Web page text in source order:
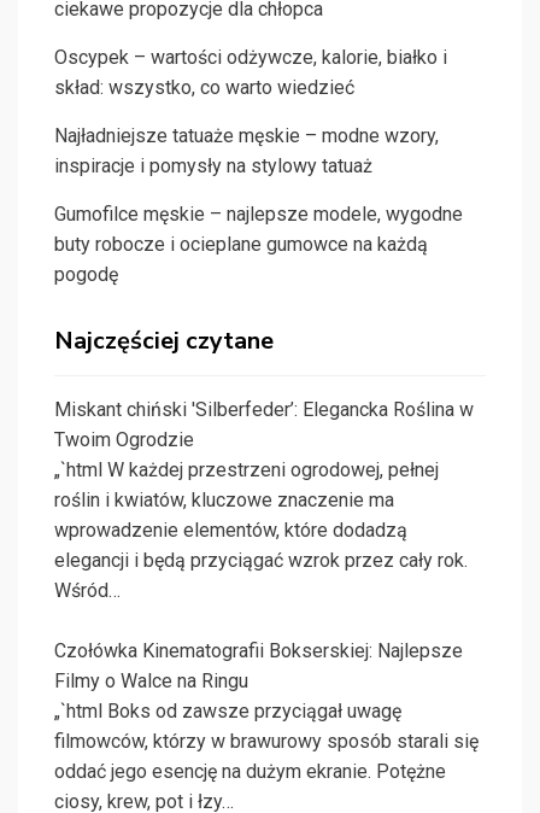
ciekawe propozycje dla chłopca
Oscypek – wartości odżywcze, kalorie, białko i
skład: wszystko, co warto wiedzieć
Najładniejsze tatuaże męskie – modne wzory,
inspiracje i pomysły na stylowy tatuaż
Gumofilce męskie – najlepsze modele, wygodne
buty robocze i ocieplane gumowce na każdą
pogodę
Najczęściej czytane
Miskant chiński 'Silberfeder’: Elegancka Roślina w
Twoim Ogrodzie
„`html W każdej przestrzeni ogrodowej, pełnej
roślin i kwiatów, kluczowe znaczenie ma
wprowadzenie elementów, które dodadzą
elegancji i będą przyciągać wzrok przez cały rok.
Wśród…
Czołówka Kinematografii Bokserskiej: Najlepsze
Filmy o Walce na Ringu
„`html Boks od zawsze przyciągał uwagę
filmowców, którzy w brawurowy sposób starali się
oddać jego esencję na dużym ekranie. Potężne
ciosy, krew, pot i łzy…